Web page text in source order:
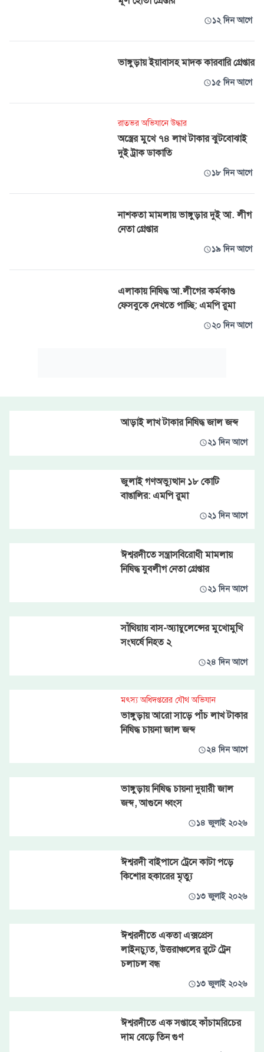
১২ দিন আগে
ভাঙ্গুড়ায় ইয়াবাসহ মাদক কারবারি গ্রেপ্তার
১৫ দিন আগে
রাতভর অভিযানে উদ্ধার
অস্ত্রের মুখে ৭৪ লাখ টাকার ঝুটবোঝাই
দুই ট্রাক ডাকাতি
১৮ দিন আগে
নাশকতা মামলায় ভাঙ্গুড়ার দুই আ. লীগ
নেতা গ্রেপ্তার
১৯ দিন আগে
এলাকায় নিষিদ্ধ আ.লীগের কর্মকাণ্ড
ফেসবুকে দেখতে পাচ্ছি: এমপি রুমা
২০ দিন আগে
আড়াই লাখ টাকার নিষিদ্ধ জাল জব্দ
২১ দিন আগে
জুলাই গণঅভ্যুত্থান ১৮ কোটি
বাঙালির: এমপি রুমা
২১ দিন আগে
ঈশ্বরদীতে সন্ত্রাসবিরোধী মামলায়
নিষিদ্ধ যুবলীগ নেতা গ্রেপ্তার
২১ দিন আগে
সাঁথিয়ায় বাস-অ্যাম্বুলেন্সের মুখোমুখি
সংঘর্ষে নিহত ২
২৪ দিন আগে
মৎস্য অধিদপ্তরের যৌথ অভিযান
ভাঙ্গুড়ায় আরো সাড়ে পাঁচ লাখ টাকার
নিষিদ্ধ চায়না জাল জব্দ
২৪ দিন আগে
ভাঙ্গুড়ায় নিষিদ্ধ চায়না দুয়ারী জাল
জব্দ, আগুনে ধ্বংস
১৪ জুলাই ২০২৬
ঈশ্বরদী বাইপাসে ট্রেনে কাটা পড়ে
কিশোর হকারের মৃত্যু
১৩ জুলাই ২০২৬
ঈশ্বরদীতে একতা এক্সপ্রেস
লাইনচ্যুত, উত্তরাঞ্চলের রুটে ট্রেন
চলাচল বন্ধ
১৩ জুলাই ২০২৬
ঈশ্বরদীতে এক সপ্তাহে কাঁচামরিচের
দাম বেড়ে তিন গুণ